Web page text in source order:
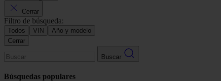
Cerrar
Filtro de búsqueda:
Todos VIN
Año y modelo
Cerrar
Buscar
Búsquedas populares